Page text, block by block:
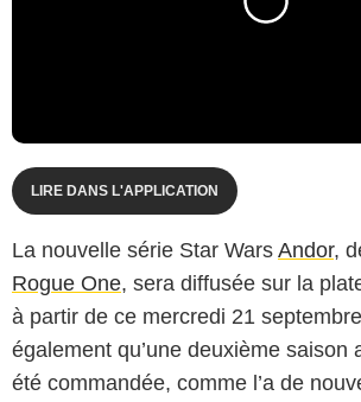
LIRE DANS L'APPLICATION
La nouvelle série Star Wars Andor,
Rogue One, sera diffusée sur la
à partir de ce mercredi 21
également qu’une deuxième saison
été commandée, comme l’a de